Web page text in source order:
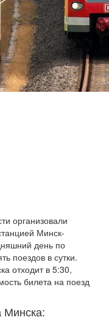
организовали
Минск-
день по
поездов в сутки.
отходит в 5:30,
билета на поезд
Минска: